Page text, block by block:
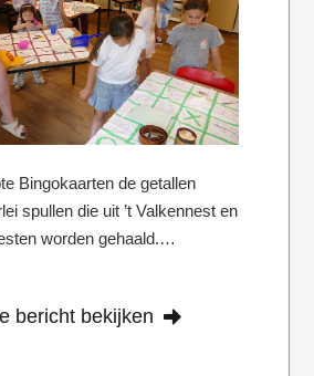
Bingokaarten de getallen
spullen die uit ’t Valkennest en
worden gehaald.…
bericht bekijken